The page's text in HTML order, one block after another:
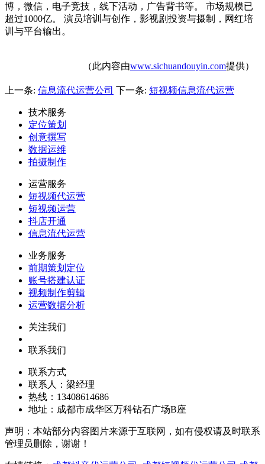
博，微信，电子竞技，线下活动，广告背书等。 市场规模已
超过1000亿。 演员培训与创作，影视剧投资与摄制，网红培
训与平台输出。
（此内容由www.sichuandouyin.com提供）
上一条: 信息流代运营公司 下一条: 短视频信息流代运营
技术服务
定位策划
创意撰写
数据运维
拍摄制作
运营服务
短视频代运营
短视频运营
抖店开通
信息流代运营
业务服务
前期策划定位
账号搭建认证
视频制作剪辑
运营数据分析
关注我们
联系我们
联系方式
联系人：梁经理
热线：13408614686
地址：成都市成华区万科钻石广场B座
声明：本站部分内容图片来源于互联网，如有侵权请及时联系
管理员删除，谢谢！